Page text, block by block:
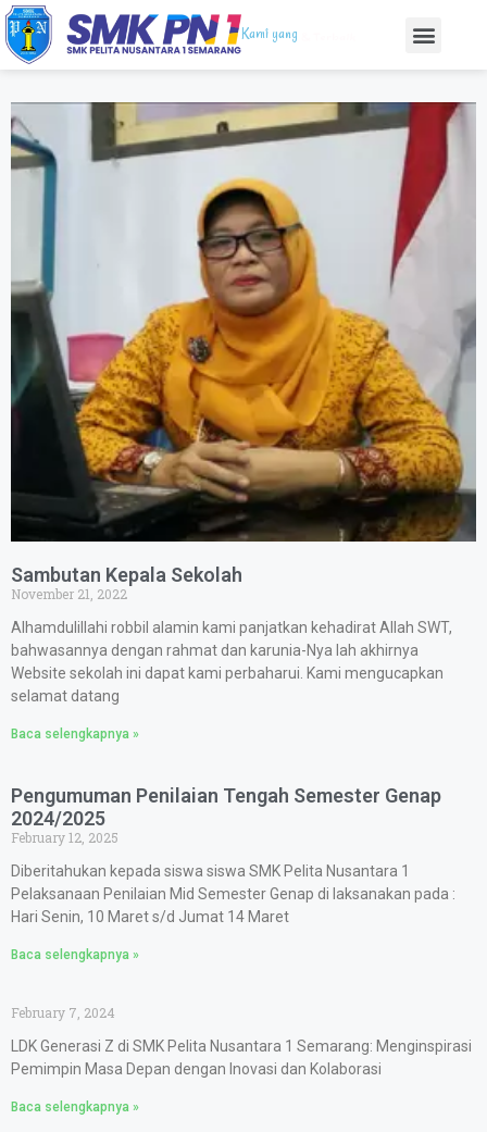
Kami yang
Sambutan Kepala Sekolah
November 21, 2022
Alhamdulillahi robbil alamin kami panjatkan kehadirat Allah SWT,
bahwasannya dengan rahmat dan karunia-Nya lah akhirnya
Website sekolah ini dapat kami perbaharui. Kami mengucapkan
selamat datang
Baca selengkapnya »
Pengumuman Penilaian Tengah Semester Genap
2024/2025
February 12, 2025
Diberitahukan kepada siswa siswa SMK Pelita Nusantara 1
Pelaksanaan Penilaian Mid Semester Genap di laksanakan pada :
Hari Senin, 10 Maret s/d Jumat 14 Maret
Baca selengkapnya »
February 7, 2024
LDK Generasi Z di SMK Pelita Nusantara 1 Semarang: Menginspirasi
Pemimpin Masa Depan dengan Inovasi dan Kolaborasi
Baca selengkapnya »